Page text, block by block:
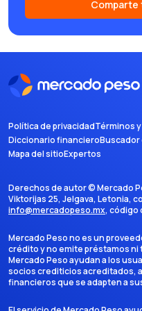
Política de privacidadTérminos
Diccionario financieroBuscador
Mapa del sitioExpertos
Derechos de autor ©Mercado
Viktorijas 25, Jelgava, Letonia,
info@mercadopeso.mx, código
Mercado Peso no es un
crédito y no emite préstamos
Mercado Peso ayudan a los
socios crediticios acreditados,
financieros que se adapten a